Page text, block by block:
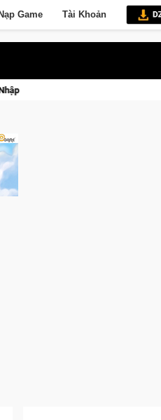
Nạp Game Tài Khoản
Saga: Cửu Giới Thức Tỉnh, Săn DJI